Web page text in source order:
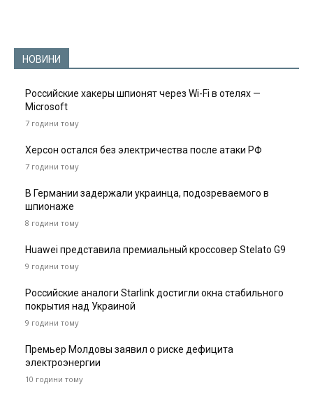
НОВИНИ
Российские хакеры шпионят через Wi-Fi в отелях —
Microsoft
7 години тому
Херсон остался без электричества после атаки РФ
7 години тому
В Германии задержали украинца, подозреваемого в
шпионаже
8 години тому
Huawei представила премиальный кроссовер Stelato G9
9 години тому
Российские аналоги Starlink достигли окна стабильного
покрытия над Украиной
9 години тому
Премьер Молдовы заявил о риске дефицита
электроэнергии
10 години тому